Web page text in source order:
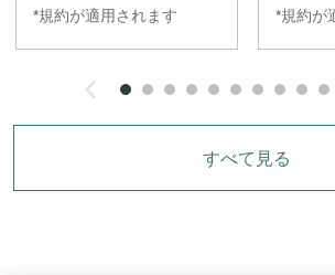
*規約が適用されます *規約が
Click and Go
すべて見る